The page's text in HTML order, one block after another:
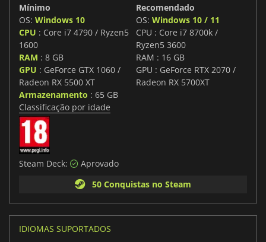
Mínimo
OS: Windows 10
CPU : Core i7 4790 / Ryzen5
1600
RAM : 8 GB
GPU : GeForce GTX 1060 /
Radeon RX 5500 XT
Armazenamento : 65 GB
Recomendado
OS: Windows 10 / 11
CPU : Core i7 8700k /
Ryzen5 3600
RAM : 16 GB
GPU : GeForce RTX 2070 /
Radeon RX 5700XT
Classificação por idade
Steam Deck:
Aprovado
50 Conquistas no Steam
IDIOMAS SUPORTADOS